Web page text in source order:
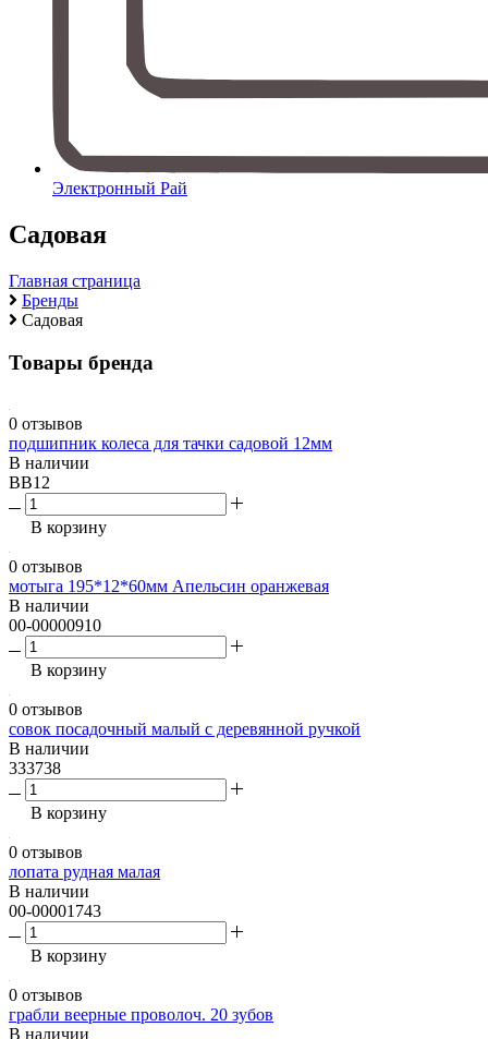
Электронный Рай
Садовая
Главная страница
Бренды
Садовая
Товары бренда
0 отзывов
подшипник колеса для тачки садовой 12мм
В наличии
BB12
В корзину
0 отзывов
мотыга 195*12*60мм Апельсин оранжевая
В наличии
00-00000910
В корзину
0 отзывов
совок посадочный малый с деревянной ручкой
В наличии
333738
В корзину
0 отзывов
лопата рудная малая
В наличии
00-00001743
В корзину
0 отзывов
грабли веерные проволоч. 20 зубов
В наличии